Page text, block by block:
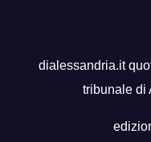
dialessandria.it
tribunale di